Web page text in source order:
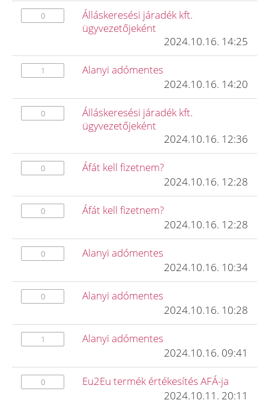
0
Álláskeresési járadék kft.
ügyvezetőjeként
2024.10.16. 14:25
1
Alanyi adómentes
2024.10.16. 14:20
0
Álláskeresési járadék kft.
ügyvezetőjeként
2024.10.16. 12:36
0
Áfát kell fizetnem?
2024.10.16. 12:28
0
Áfát kell fizetnem?
2024.10.16. 12:28
0
Alanyi adómentes
2024.10.16. 10:34
0
Alanyi adómentes
2024.10.16. 10:28
1
Alanyi adómentes
2024.10.16. 09:41
0
Eu2Eu termék értékesítés AFÁ-ja
2024.10.11. 20:11